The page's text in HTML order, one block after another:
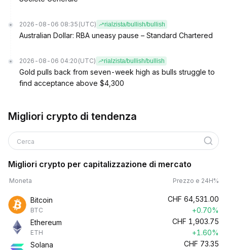
2026-08-06 08:35 (UTC) rialzista/bullish/bullish
Australian Dollar: RBA uneasy pause – Standard Chartered
2026-08-06 04:20 (UTC) rialzista/bullish/bullish
Gold pulls back from seven-week high as bulls struggle to
find acceptance above $4,300
Migliori crypto di tendenza
Cerca
Migliori crypto per capitalizzazione di mercato
Moneta Prezzo e 24H%
Bitcoin
BTC
CHF 64,531.00
+0.70%
Ethereum
ETH
CHF 1,903.75
+1.60%
Solana
CHF 73.35